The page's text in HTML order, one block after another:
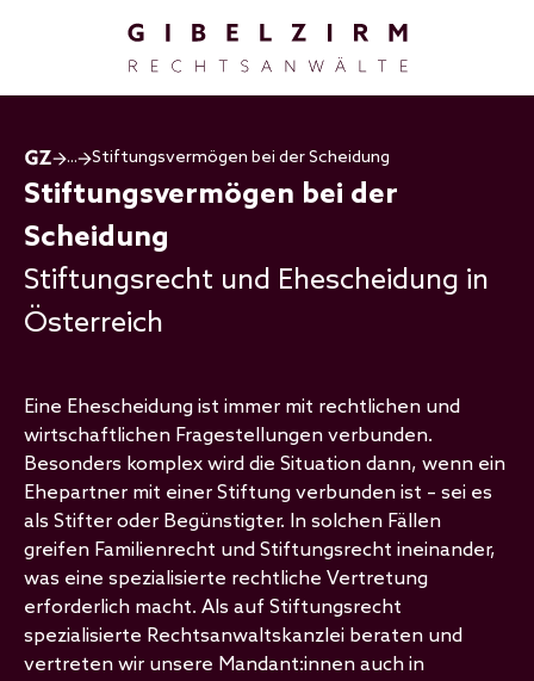
... Stiftungsvermögen bei der Scheidung
Stiftungsvermögen bei der
Scheidung
Stiftungsrecht und Ehescheidung in
Österreich
Eine Ehescheidung ist immer mit rechtlichen und
wirtschaftlichen Fragestellungen verbunden.
Besonders komplex wird die Situation dann, wenn ein
Ehepartner mit einer Stiftung verbunden ist – sei es
als Stifter oder Begünstigter. In solchen Fällen
greifen Familienrecht und Stiftungsrecht ineinander,
was eine spezialisierte rechtliche Vertretung
erforderlich macht. Als auf Stiftungsrecht
spezialisierte Rechtsanwaltskanzlei beraten und
vertreten wir unsere Mandant:innen auch in